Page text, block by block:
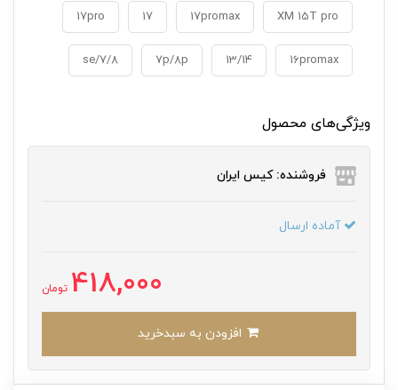
XM 15T pro
17promax
17
17pro
16promax
13/14
7p/8p
7/8/se
ویژگی‌های محصول
فروشنده: کیس ایران
آماده ارسال
418,000 تومان